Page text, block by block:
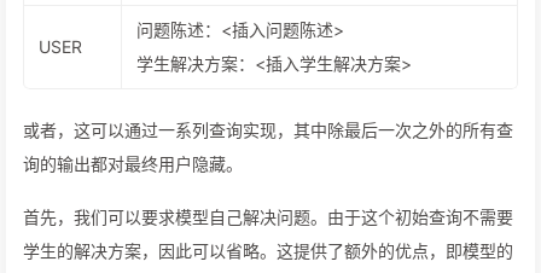
USER
问题陈述：<插入问题陈述>
学生解决方案：<插入学生解决方案>
或者，这可以通过一系列查询实现，其中除最后一次之外的所有查
询的输出都对最终用户隐藏。
首先，我们可以要求模型自己解决问题。由于这个初始查询不需要
学生的解决方案，因此可以省略。这提供了额外的优点，即模型的